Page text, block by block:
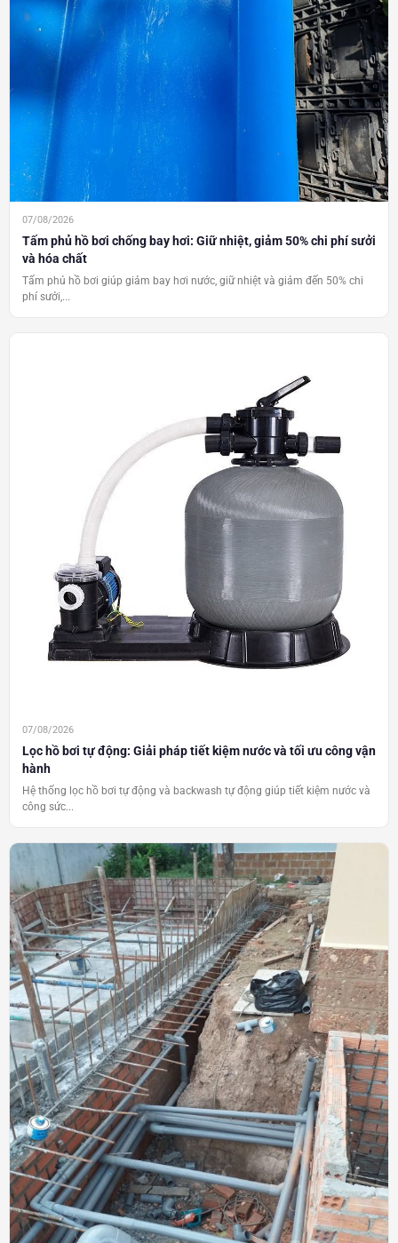
07/08/2026
Tấm phủ hồ bơi chống bay hơi: Giữ nhiệt, giảm 50% chi phí sưởi
và hóa chất
Tấm phủ hồ bơi giúp giảm bay hơi nước, giữ nhiệt và giảm đến 50% chi
phí sưởi,...
07/08/2026
Lọc hồ bơi tự động: Giải pháp tiết kiệm nước và tối ưu công vận
hành
Hệ thống lọc hồ bơi tự động và backwash tự động giúp tiết kiệm nước và
công sức...